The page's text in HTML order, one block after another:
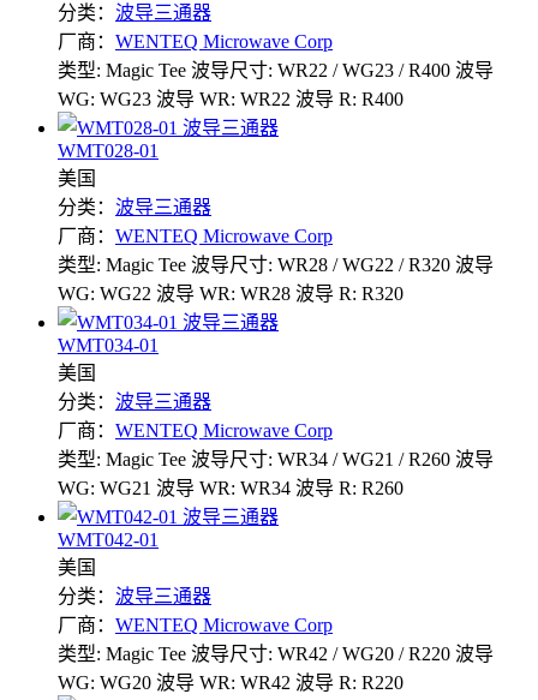
分类： 波导三通器
厂商： WENTEQ Microwave Corp
类型: Magic Tee 波导尺寸: WR22 / WG23 / R400 波导
WG: WG23 波导 WR: WR22 波导 R: R400
WMT028-01
美国
分类： 波导三通器
厂商： WENTEQ Microwave Corp
类型: Magic Tee 波导尺寸: WR28 / WG22 / R320 波导
WG: WG22 波导 WR: WR28 波导 R: R320
WMT034-01
美国
分类： 波导三通器
厂商： WENTEQ Microwave Corp
类型: Magic Tee 波导尺寸: WR34 / WG21 / R260 波导
WG: WG21 波导 WR: WR34 波导 R: R260
WMT042-01
美国
分类： 波导三通器
厂商： WENTEQ Microwave Corp
类型: Magic Tee 波导尺寸: WR42 / WG20 / R220 波导
WG: WG20 波导 WR: WR42 波导 R: R220